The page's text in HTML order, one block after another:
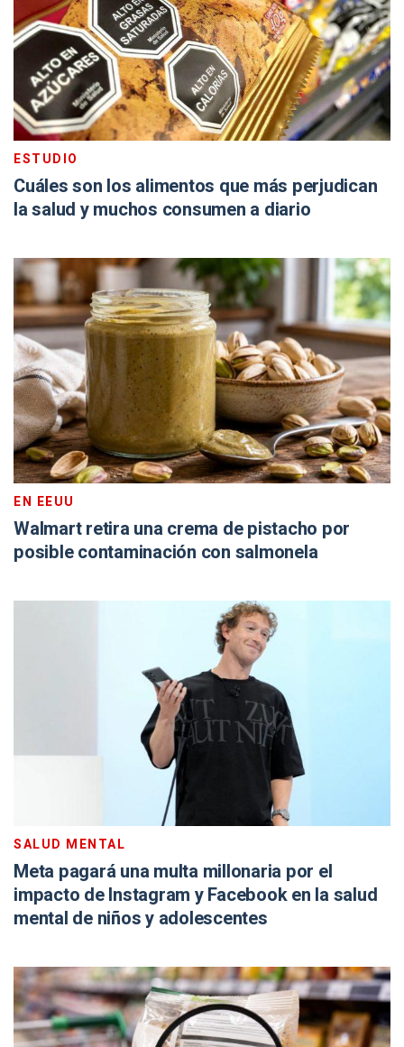
ESTUDIO
Cuáles son los alimentos que más perjudican
la salud y muchos consumen a diario
EN EEUU
Walmart retira una crema de pistacho por
posible contaminación con salmonela
SALUD MENTAL
Meta pagará una multa millonaria por el
impacto de Instagram y Facebook en la salud
mental de niños y adolescentes